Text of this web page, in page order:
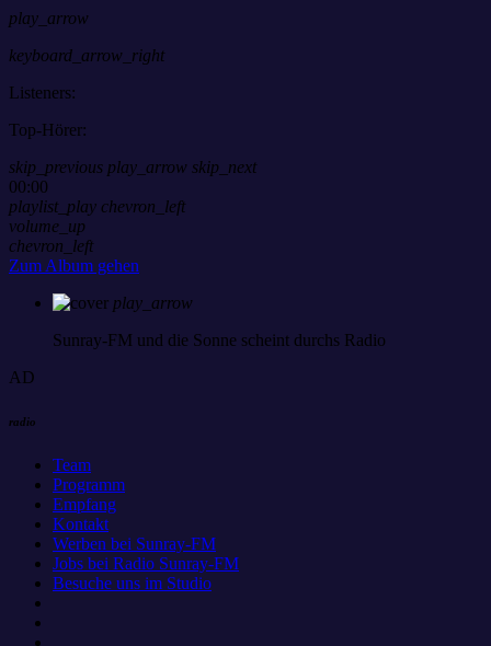
play_arrow
keyboard_arrow_right
Listeners:
Top-Hörer:
skip_previous play_arrow skip_next
00:00
playlist_play chevron_left
volume_up
chevron_left
Zum Album gehen
play_arrow
Sunray-FM und die Sonne scheint durchs Radio
AD
radio
Team
Programm
Empfang
Kontakt
Werben bei Sunray-FM
Jobs bei Radio Sunray-FM
Besuche uns im Studio